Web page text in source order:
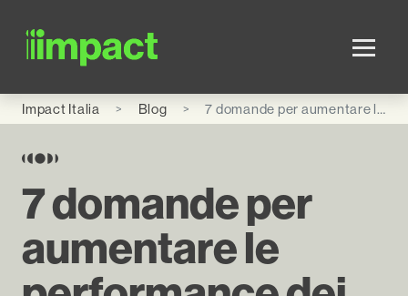
Impact Italia Blog 7 domande per aumentare le performance dei senior team
7 domande per
aumentare le